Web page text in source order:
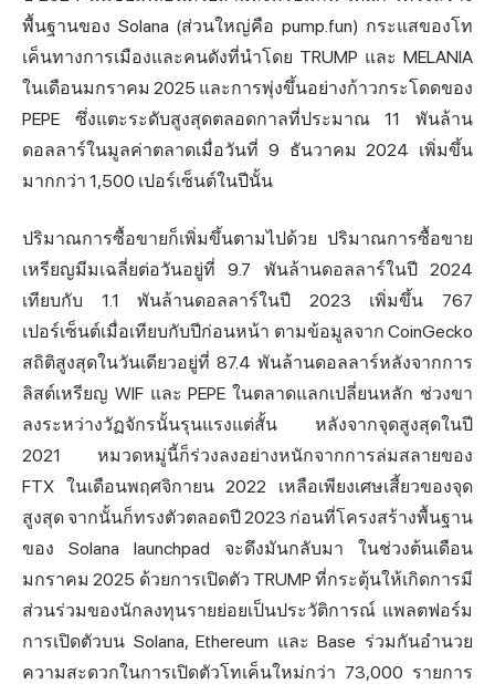
พื้นฐานของ Solana (ส่วนใหญ่คือ pump.fun) กระแสของโท
เค็นทางการเมืองและคนดังที่นำโดย TRUMP และ MELANIA
ในเดือนมกราคม 2025 และการพุ่งขึ้นอย่างก้าวกระโดดของ
PEPE ซึ่งแตะระดับสูงสุดตลอดกาลที่ประมาณ 11 พันล้าน
ดอลลาร์ในมูลค่าตลาดเมื่อวันที่ 9 ธันวาคม 2024 เพิ่มขึ้น
มากกว่า 1,500 เปอร์เซ็นต์ในปีนั้น
ปริมาณการซื้อขายก็เพิ่มขึ้นตามไปด้วย ปริมาณการซื้อขาย
เหรียญมีมเฉลี่ยต่อวันอยู่ที่ 9.7 พันล้านดอลลาร์ในปี 2024
เทียบกับ 1.1 พันล้านดอลลาร์ในปี 2023 เพิ่มขึ้น 767
เปอร์เซ็นต์เมื่อเทียบกับปีก่อนหน้า ตามข้อมูลจาก CoinGecko
สถิติสูงสุดในวันเดียวอยู่ที่ 87.4 พันล้านดอลลาร์หลังจากการ
ลิสต์เหรียญ WIF และ PEPE ในตลาดแลกเปลี่ยนหลัก ช่วงขา
ลงระหว่างวัฏจักรนั้นรุนแรงแต่สั้น หลังจากจุดสูงสุดในปี
2021 หมวดหมู่นี้ก็ร่วงลงอย่างหนักจากการล่มสลายของ
FTX ในเดือนพฤศจิกายน 2022 เหลือเพียงเศษเสี้ยวของจุด
สูงสุด จากนั้นก็ทรงตัวตลอดปี 2023 ก่อนที่โครงสร้างพื้นฐาน
ของ Solana launchpad จะดึงมันกลับมา ในช่วงต้นเดือน
มกราคม 2025 ด้วยการเปิดตัว TRUMP ที่กระตุ้นให้เกิดการมี
ส่วนร่วมของนักลงทุนรายย่อยเป็นประวัติการณ์ แพลตฟอร์ม
การเปิดตัวบน Solana, Ethereum และ Base ร่วมกันอำนวย
ความสะดวกในการเปิดตัวโทเค็นใหม่กว่า 73,000 รายการ